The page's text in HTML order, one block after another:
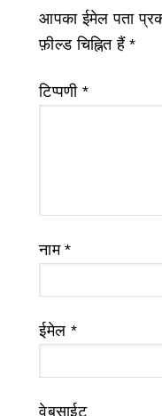
आपका ईमेल पता
फ़ील्ड चिह्नित हैं*
टिप्पणी *
नाम*
ईमेल *
वेबसाईट